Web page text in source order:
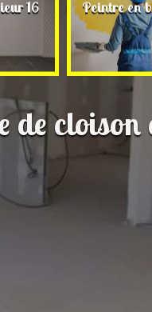
16 Peintre en
de cloison